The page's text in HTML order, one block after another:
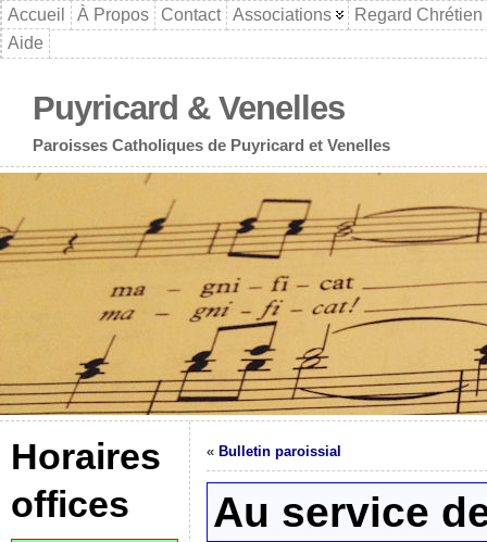
Accueil À Propos Contact Associations
Regard Chrétien
Aide
Puyricard & Venelles
Paroisses Catholiques de Puyricard et Venelles
Horaires
offices
« Bulletin paroissial
Au service